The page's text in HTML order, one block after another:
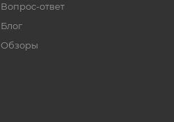
Вопрос-ответ
Блог
Обзоры